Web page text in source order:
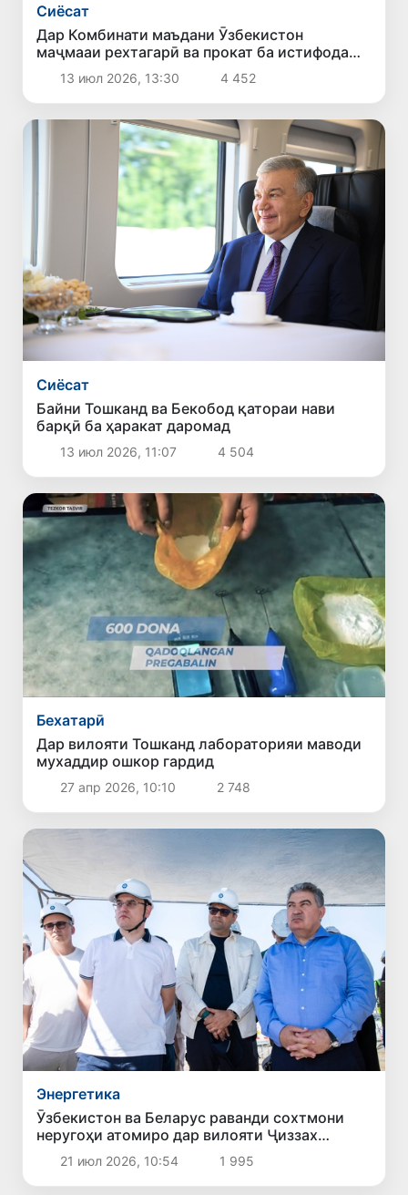
Сиёсат
Дар Комбинати маъдани Ӯзбекистон
маҷмааи рехтагарӣ ва прокат ба истифода
дода шуд
13 июл 2026, 13:30 4 452
Сиёсат
Байни Тошканд ва Бекобод қатораи нави
барқӣ ба ҳаракат даромад
13 июл 2026, 11:07 4 504
Бехатарӣ
Дар вилояти Тошканд лабораторияи маводи
мухаддир ошкор гардид
27 апр 2026, 10:10 2 748
Энергетика
Ӯзбекистон ва Беларус раванди сохтмони
неругоҳи атомиро дар вилояти Ҷиззах
баррасӣ карданд
21 июл 2026, 10:54 1 995